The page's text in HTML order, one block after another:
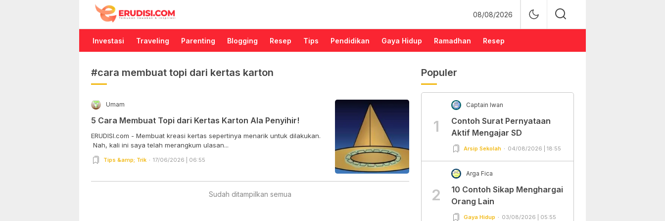
Erudisi
Temukan Jawaban dan Inspirasi
08/08/2026
Investasi Traveling Parenting Blogging Resep Tips Pendidikan Gaya Hidup Ramadhan Resep
#cara membuat topi dari kertas karton
Umam
5 Cara Membuat Topi dari Kertas Karton Ala Penyihir!
ERUDISI.com - Membuat kreasi kertas sepertinya menarik untuk dilakukan.
Nah, kali ini saya telah merangkum ulasan...
Tips &amp; Trik 17/06/2026 | 06:55
Sudah ditampilkan semua
Populer
1
Captain Iwan
Contoh Surat Pernyataan
Aktif Mengajar SD
Arsip Sekolah 04/08/2026 | 18:55
2
Arga Fica
10 Contoh Sikap Menghargai
Orang Lain
Gaya Hidup 03/08/2026 | 05:55